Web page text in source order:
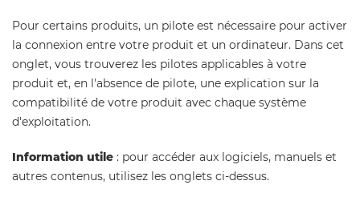
Pour certains produits, un pilote est nécessaire pour activer
la connexion entre votre produit et un ordinateur. Dans cet
onglet, vous trouverez les pilotes applicables à votre
produit et, en l'absence de pilote, une explication sur la
compatibilité de votre produit avec chaque système
d'exploitation.
Information utile : pour accéder aux logiciels, manuels et
autres contenus, utilisez les onglets ci-dessus.